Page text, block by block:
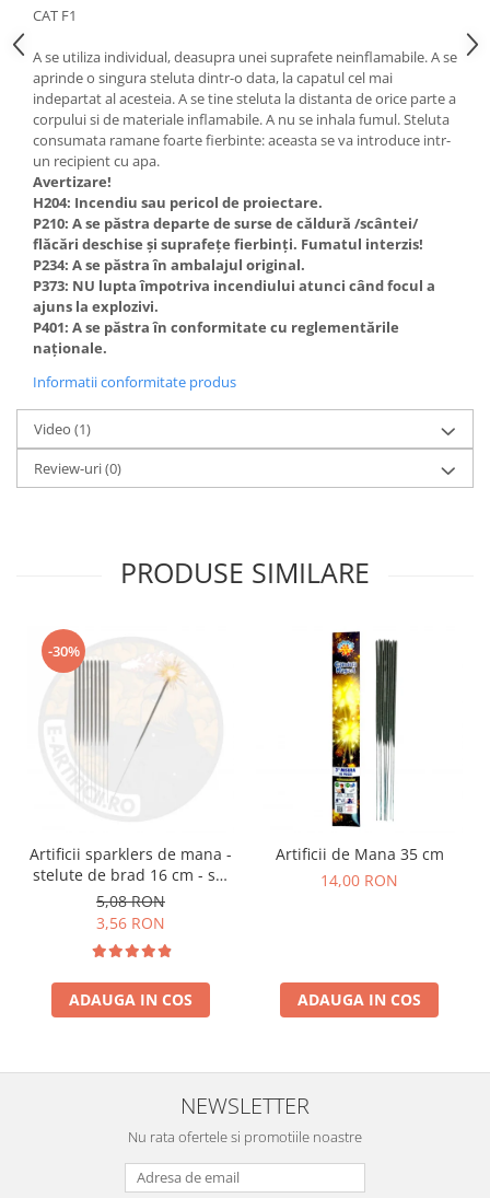
CAT F1
A se utiliza individual, deasupra unei suprafete neinflamabile. A se
aprinde o singura steluta dintr-o data, la capatul cel mai
indepartat al acesteia. A se tine steluta la distanta de orice parte a
corpului si de materiale inflamabile. A nu se inhala fumul. Steluta
consumata ramane foarte fierbinte: aceasta se va introduce intr-
un recipient cu apa.
Avertizare!
H204: Incendiu sau pericol de proiectare.
P210: A se păstra departe de surse de căldură /scântei/
flăcări deschise și suprafețe fierbinți. Fumatul interzis!
P234: A se păstra în ambalajul original.
P373: NU lupta împotriva incendiului atunci când focul a
ajuns la explozivi.
P401: A se păstra în conformitate cu reglementările
naționale.
Informatii conformitate produs
Video (1)
Review-uri(0)
PRODUSE SIMILARE
-30%
Artificii sparklers de mana -
stelute de brad 16 cm - set
10 buc
5,08 RON
3,56 RON
ADAUGA IN COS
Artificii de Mana 35 cm
14,00 RON
ADAUGA IN COS
NEWSLETTER
Nu rata ofertele si promotiile noastre